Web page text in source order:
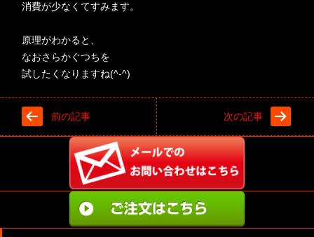
消費が少なくてすみます。
原理がわかると、
なおさらかぐつちを
試したくなりますね(^-^)
前の記事 次の記事